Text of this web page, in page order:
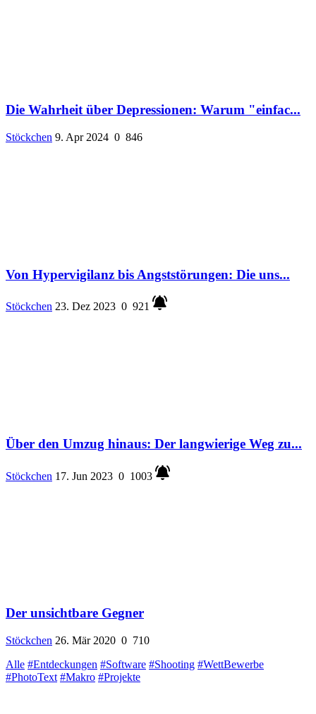
Die Wahrheit über Depressionen: Warum "einfac...
Stöckchen 9. Apr 2024 0 846
Von Hypervigilanz bis Angststörungen: Die uns...
Stöckchen 23. Dez 2023 0 921
Über den Umzug hinaus: Der langwierige Weg zu...
Stöckchen 17. Jun 2023 0 1003
Der unsichtbare Gegner
Stöckchen 26. Mär 2020 0 710
Alle #Entdeckungen #Software #Shooting #WettBewerbe
#PhotoText #Makro #Projekte